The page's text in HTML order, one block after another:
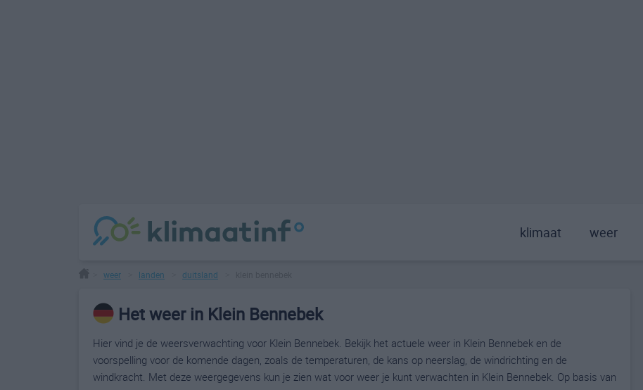
klimaat weer
weer landen duitsland
Het weer in Klein Bennebek
Hier vind je de weersverwachting voor Klein Bennebek. Bekijk het actuele weer in Klein Bennebek en de
voorspelling voor de komende dagen, zoals de temperaturen, de kans op neerslag, de windrichting en de
windkracht. Met deze weergegevens kun je zien wat voor weer je kunt verwachten in Klein Bennebek. Op basis van